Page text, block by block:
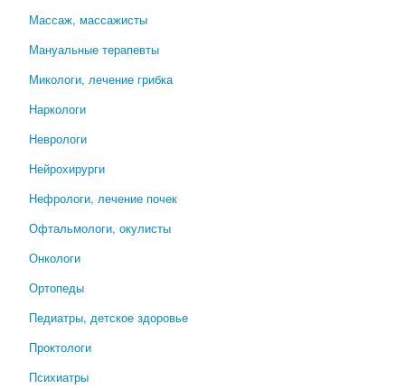
Массаж, массажисты
Мануальные терапевты
Микологи, лечение грибка
Наркологи
Неврологи
Нейрохирурги
Нефрологи, лечение почек
Офтальмологи, окулисты
Онкологи
Ортопеды
Педиатры, детское здоровье
Проктологи
Психиатры